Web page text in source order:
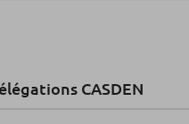
CASDEN